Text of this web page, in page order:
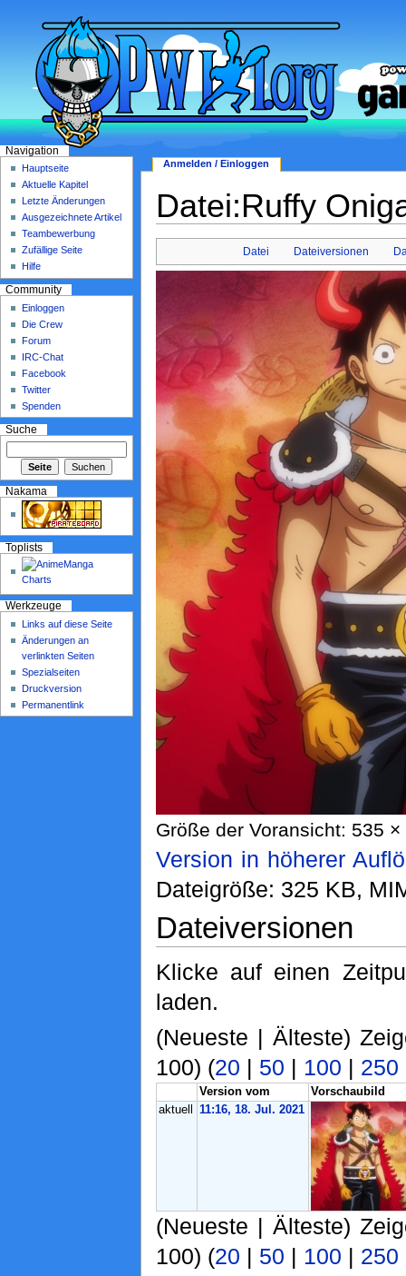
Datei:Ruffy
Datei Dateiversionen
Größe der Voransicht: 535
Version in höherer
Dateigröße: 325 KB,
Dateiversionen
Klicke auf einen
laden.
(Neueste | Älteste)
100) (20 | 50 | 100 | 250
Version vom
Vorschaubild
aktuell
11:16, 18. Jul. 2021
(Neueste | Älteste)
100) (20 | 50 | 100 | 250
Anmelden / Einloggen
Navigation
Hauptseite
Aktuelle Kapitel
Letzte Änderungen
Ausgezeichnete Artikel
Teambewerbung
Zufällige Seite
Hilfe
Community
Einloggen
Die Crew
Forum
IRC-Chat
Facebook
Twitter
Spenden
Suche
Nakama
Toplists
Werkzeuge
Links auf diese Seite
Änderungen an
verlinkten Seiten
Spezialseiten
Druckversion
Permanentlink